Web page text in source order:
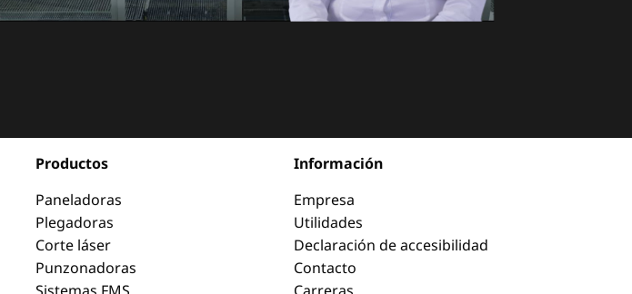
Productos
Paneladoras
Plegadoras
Corte láser
Punzonadoras
Información
Empresa
Utilidades
Declaración de accesibilidad
Contacto